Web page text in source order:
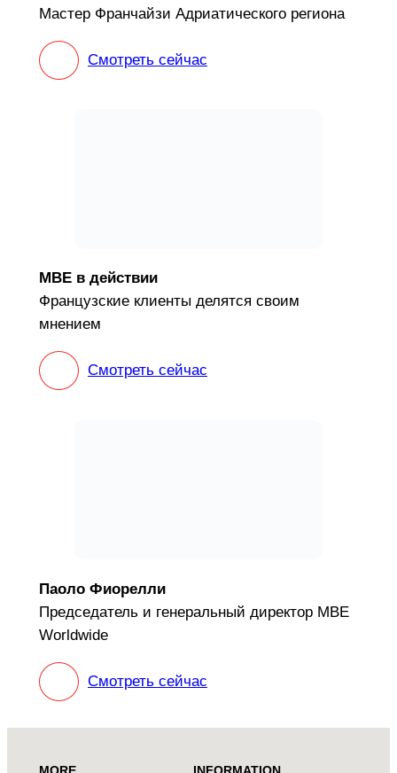
Мастер Франчайзи Адриатического региона
Смотреть сейчас
MBE в действии
Французские клиенты делятся своим
мнением
Смотреть сейчас
Паоло Фиорелли
Председатель и генеральный директор MBE
Worldwide
Смотреть сейчас
MORE INFORMATION